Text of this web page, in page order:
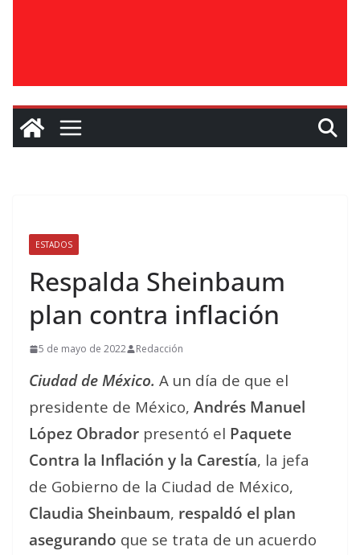
ESTADOS
Respalda Sheinbaum
plan contra inflación
5 de mayo de 2022 Redacción
Ciudad de México. A un día de que el
presidente de México, Andrés Manuel
López Obrador presentó el Paquete
Contra la Inflación y la Carestía, la jefa
de Gobierno de la Ciudad de México,
Claudia Sheinbaum, respaldó el plan
asegurando que se trata de un acuerdo